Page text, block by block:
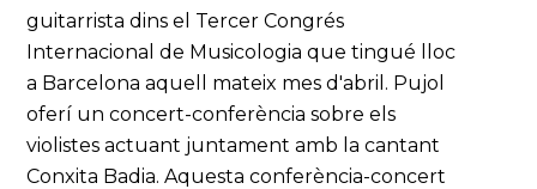
guitarrista dins el Tercer Congrés
Internacional de Musicologia que tingué lloc
a Barcelona aquell mateix mes d'abril. Pujol
oferí un concert-conferència sobre els
violistes actuant juntament amb la cantant
Conxita Badia. Aquesta conferència-concert